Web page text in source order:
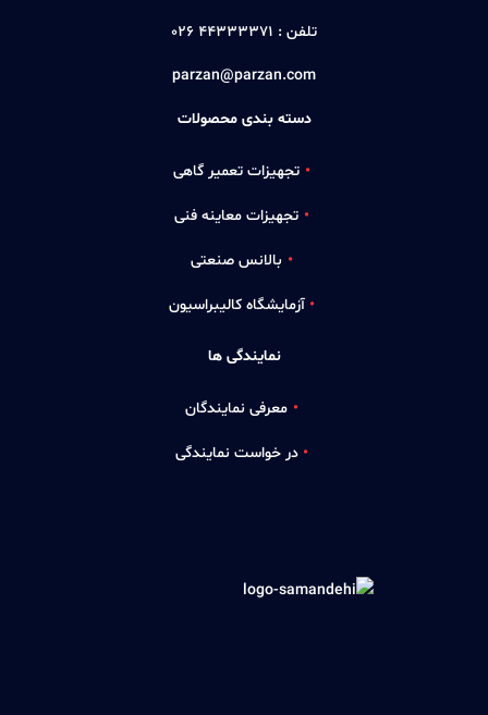
تلفن : 44333371 026
parzan@parzan.com
دسته بندی محصولات
تجهیزات تعمیر گاهی
تجهیزات معاینه فنی
بالانس صنعتی
آزمایشگاه کالیبراسیون
نمایندگی ها
معرفی نمایندگان
در خواست نمایندگی